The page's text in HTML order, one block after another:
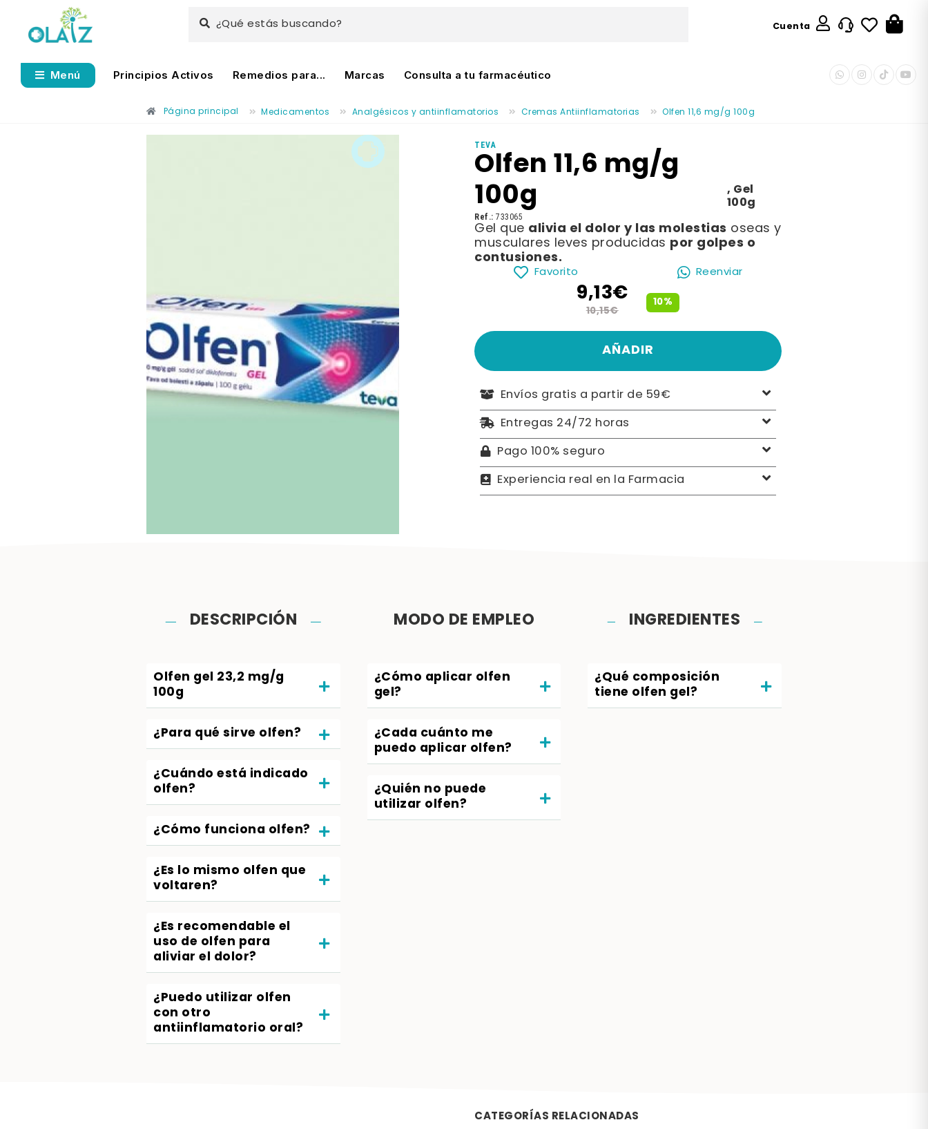
¿Qué estás buscando? Cuenta
Menú Principios Activos Remedios para... Marcas Consulta a tu farmacéutico
Página principal Medicamentos Analgésicos y antiinflamatorios Cremas Antiinflamatorias Olfen 11,6 mg/g 100g
TEVA
Olfen 11,6 mg/g
100g , Gel
100g
Ref.: 733065
Gel que alivia el dolor y las molestias oseas y
musculares leves producidas por golpes o
contusiones.
Favorito Reenviar
10%
9,13€
10,15€
AÑADIR
Envíos gratis a partir de 59€
Entregas 24/72 horas
Pago 100% seguro
Experiencia real en la Farmacia
DESCRIPCIÓN
Olfen gel 23,2 mg/g
100g
¿Para qué sirve olfen?
¿Cuándo está indicado
olfen?
¿Cómo funciona olfen?
¿Es lo mismo olfen que
voltaren?
¿Es recomendable el
uso de olfen para
aliviar el dolor?
¿Puedo utilizar olfen
con otro
antiinflamatorio oral?
MODO DE EMPLEO
¿Cómo aplicar olfen
gel?
¿Cada cuánto me
puedo aplicar olfen?
¿Quién no puede
utilizar olfen?
INGREDIENTES
¿Qué composición
tiene olfen gel?
CATEGORÍAS RELACIONADAS